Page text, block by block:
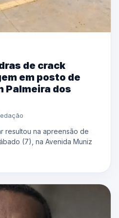
de crack
em posto de
Palmeira dos
resultou na apreensão de
(7), na Avenida Muniz